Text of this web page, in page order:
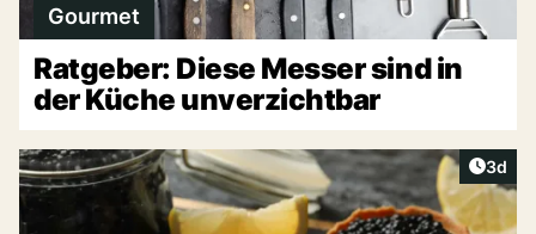
Gourmet
Ratgeber: Diese Messer sind in
der Küche unverzichtbar
3d